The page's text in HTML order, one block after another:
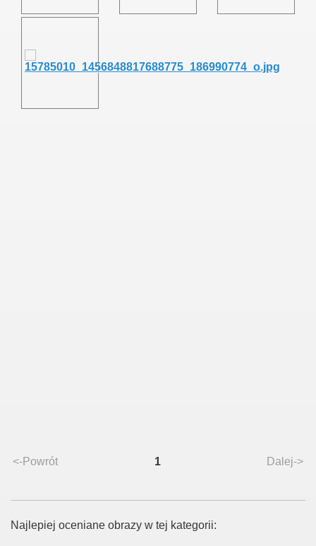
<-Powrót 1 Dalej->
Najlepiej oceniane obrazy w tej kategorii: